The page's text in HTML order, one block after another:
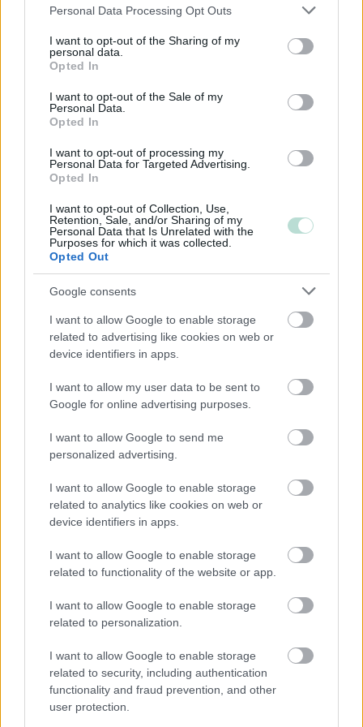
Please note that this website/app uses one or more Google
not limited to your visit or usage behaviour. You may click to
grant or deny consent to Google and its third-party tags to
use your data for below specified purposes in below Google
consent section.
Personal Data Processing Opt Outs
I want to opt-out of the Sharing of my
personal data.
Opted In
I want to opt-out of the Sale of my
Personal Data.
Opted In
I want to opt-out of processing my
Personal Data for Targeted Advertising.
Opted In
I want to opt-out of Collection, Use,
Retention, Sale, and/or Sharing of my
Personal Data that Is Unrelated with the
Purposes for which it was collected.
Opted Out
Google consents
I want to allow Google to enable storage
related to advertising like cookies on web or
device identifiers in apps.
I want to allow my user data to be sent to
Google for online advertising purposes.
I want to allow Google to send me
personalized advertising.
I want to allow Google to enable storage
related to analytics like cookies on web or
device identifiers in apps.
I want to allow Google to enable storage
related to functionality of the website or app.
I want to allow Google to enable storage
related to personalization.
I want to allow Google to enable storage
related to security, including authentication
functionality and fraud prevention, and other
user protection.
Yhtiömuodot
Asunto-osakeyhtiö
Osuuskunta
Kommandiittiyhtiö
Avoin yhtiö
Toiminimi
Järjestöt ja yhdistykset
Toimiala
Kiinteistöalan toiminta
Kuljetusliike­toiminta
Maa-, metsä- ja kalatalous
Majoitus- ja ravitsemistoiminta
Palveluliiketoiminta
Rakentaminen
Teollisuus
Terveys- ja sosiaalipalvelut
Palvelutarjonta
tilinpäätökset
Maksatuspalvelut
Myyntilaskuihin liittyvät palvelut
Ostolaskuihin liittyvät palvelut